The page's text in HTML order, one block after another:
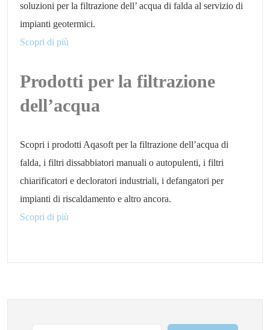
soluzioni per la filtrazione dell’ acqua di falda al servizio di
impianti geotermici.
Scopri di più
Prodotti per la filtrazione
dell’acqua
Scopri i prodotti Aqasoft per la filtrazione dell’acqua di
falda, i filtri dissabbiatori manuali o autopulenti, i filtri
chiarificatori e decloratori industriali, i defangatori per
impianti di riscaldamento e altro ancora.
Scopri di più